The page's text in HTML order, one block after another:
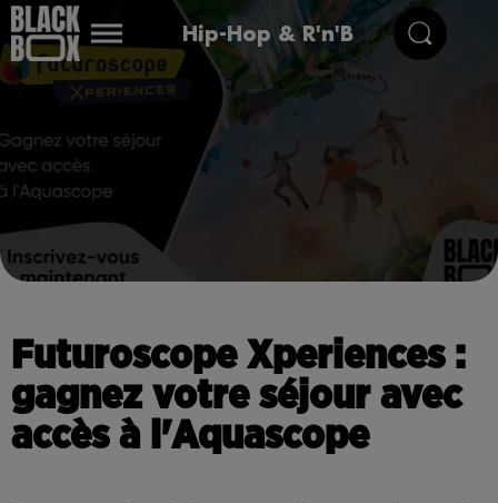
Hip-Hop & R'n'B
Futuroscope Xperiences :
gagnez votre séjour avec
accès à l'Aquascope